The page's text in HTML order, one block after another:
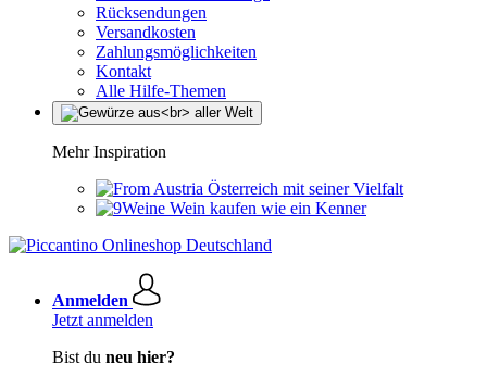
Rücksendungen
Versandkosten
Zahlungsmöglichkeiten
Kontakt
Alle Hilfe-Themen
Mehr Inspiration
Österreich mit seiner Vielfalt
Wein kaufen wie ein Kenner
Anmelden
Jetzt anmelden
Bist du neu hier?